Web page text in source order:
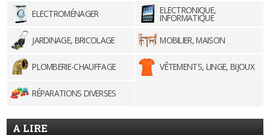
ELECTROMÉNAGER ELECTRONIQUE,
INFORMATIQUE
JARDINAGE, BRICOLAGE
MOBILIER, MAISON
PLOMBERIE-CHAUFFAGE VÊTEMENTS, LINGE, BIJOUX
RÉPARATIONS DIVERSES
A LIRE